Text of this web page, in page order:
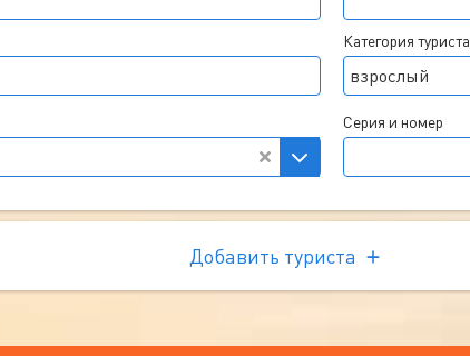
Категория туриста
взрослый
Серия и номер
Добавить туриста